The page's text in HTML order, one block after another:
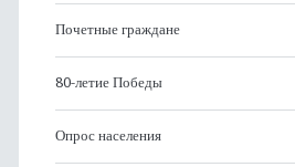
Почетные граждане
80-летие Победы
Опрос населения